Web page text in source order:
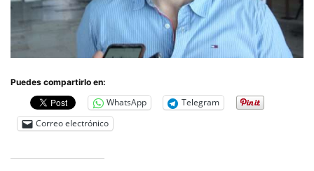
Puedes compartirlo en:
WhatsApp
Telegram
Correo electrónico